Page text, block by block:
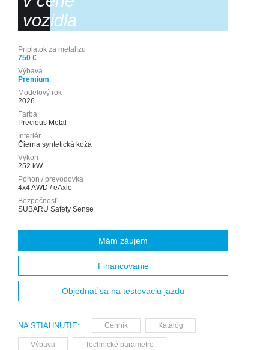
Príplatok za metalízu
750 €
Výbava
Premium
Modelový rok
2026
Farba
Precious Metal
Interiér
Čierna syntetická koža
Výkon
252 kW
Pohon / prevodovka
4x4 AWD / eAxle
Bezpečnosť
SUBARU Safety Sense
Mám záujem
Financovanie
Objednať sa na testovaciu jazdu
NA STIAHNUTIE: Cenník Katalóg
Výbava Technické parametre